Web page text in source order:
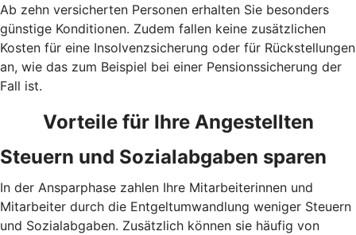
Ab zehn versicherten Personen erhalten Sie besonders
günstige Konditionen. Zudem fallen keine zusätzlichen
Kosten für eine Insolvenzsicherung oder für Rückstellungen
an, wie das zum Beispiel bei einer Pensionssicherung der
Fall ist.
Vorteile für Ihre Angestellten
Steuern und Sozialabgaben sparen
In der Ansparphase zahlen Ihre Mitarbeiterinnen und
Mitarbeiter durch die Entgeltumwandlung weniger Steuern
und Sozialabgaben. Zusätzlich können sie häufig von